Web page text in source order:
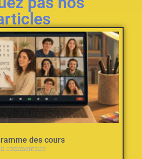
des cours
commentaire